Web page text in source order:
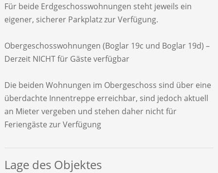
Für beide Erdgeschosswohnungen steht jeweils ein
eigener, sicherer Parkplatz zur Verfügung.
Obergeschosswohnungen (Boglar 19c und Boglar 19d) –
Derzeit NICHT für Gäste verfügbar
Die beiden Wohnungen im Obergeschoss sind über eine
überdachte Innentreppe erreichbar, sind jedoch aktuell
an Mieter vergeben und stehen daher nicht für
Feriengäste zur Verfügung
Lage des Objektes